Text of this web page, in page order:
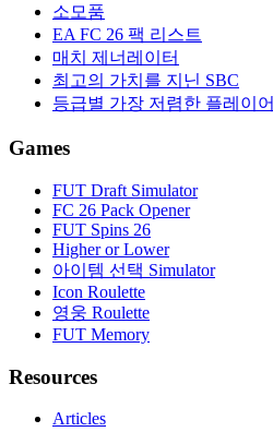
소모품
EA FC 26 팩 리스트
매치 제너레이터
최고의 가치를 지닌 SBC
등급별 가장 저렴한 플레이어
Games
FUT Draft Simulator
FC 26 Pack Opener
FUT Spins 26
Higher or Lower
아이템 선택 Simulator
Icon Roulette
영웅 Roulette
FUT Memory
Resources
Articles